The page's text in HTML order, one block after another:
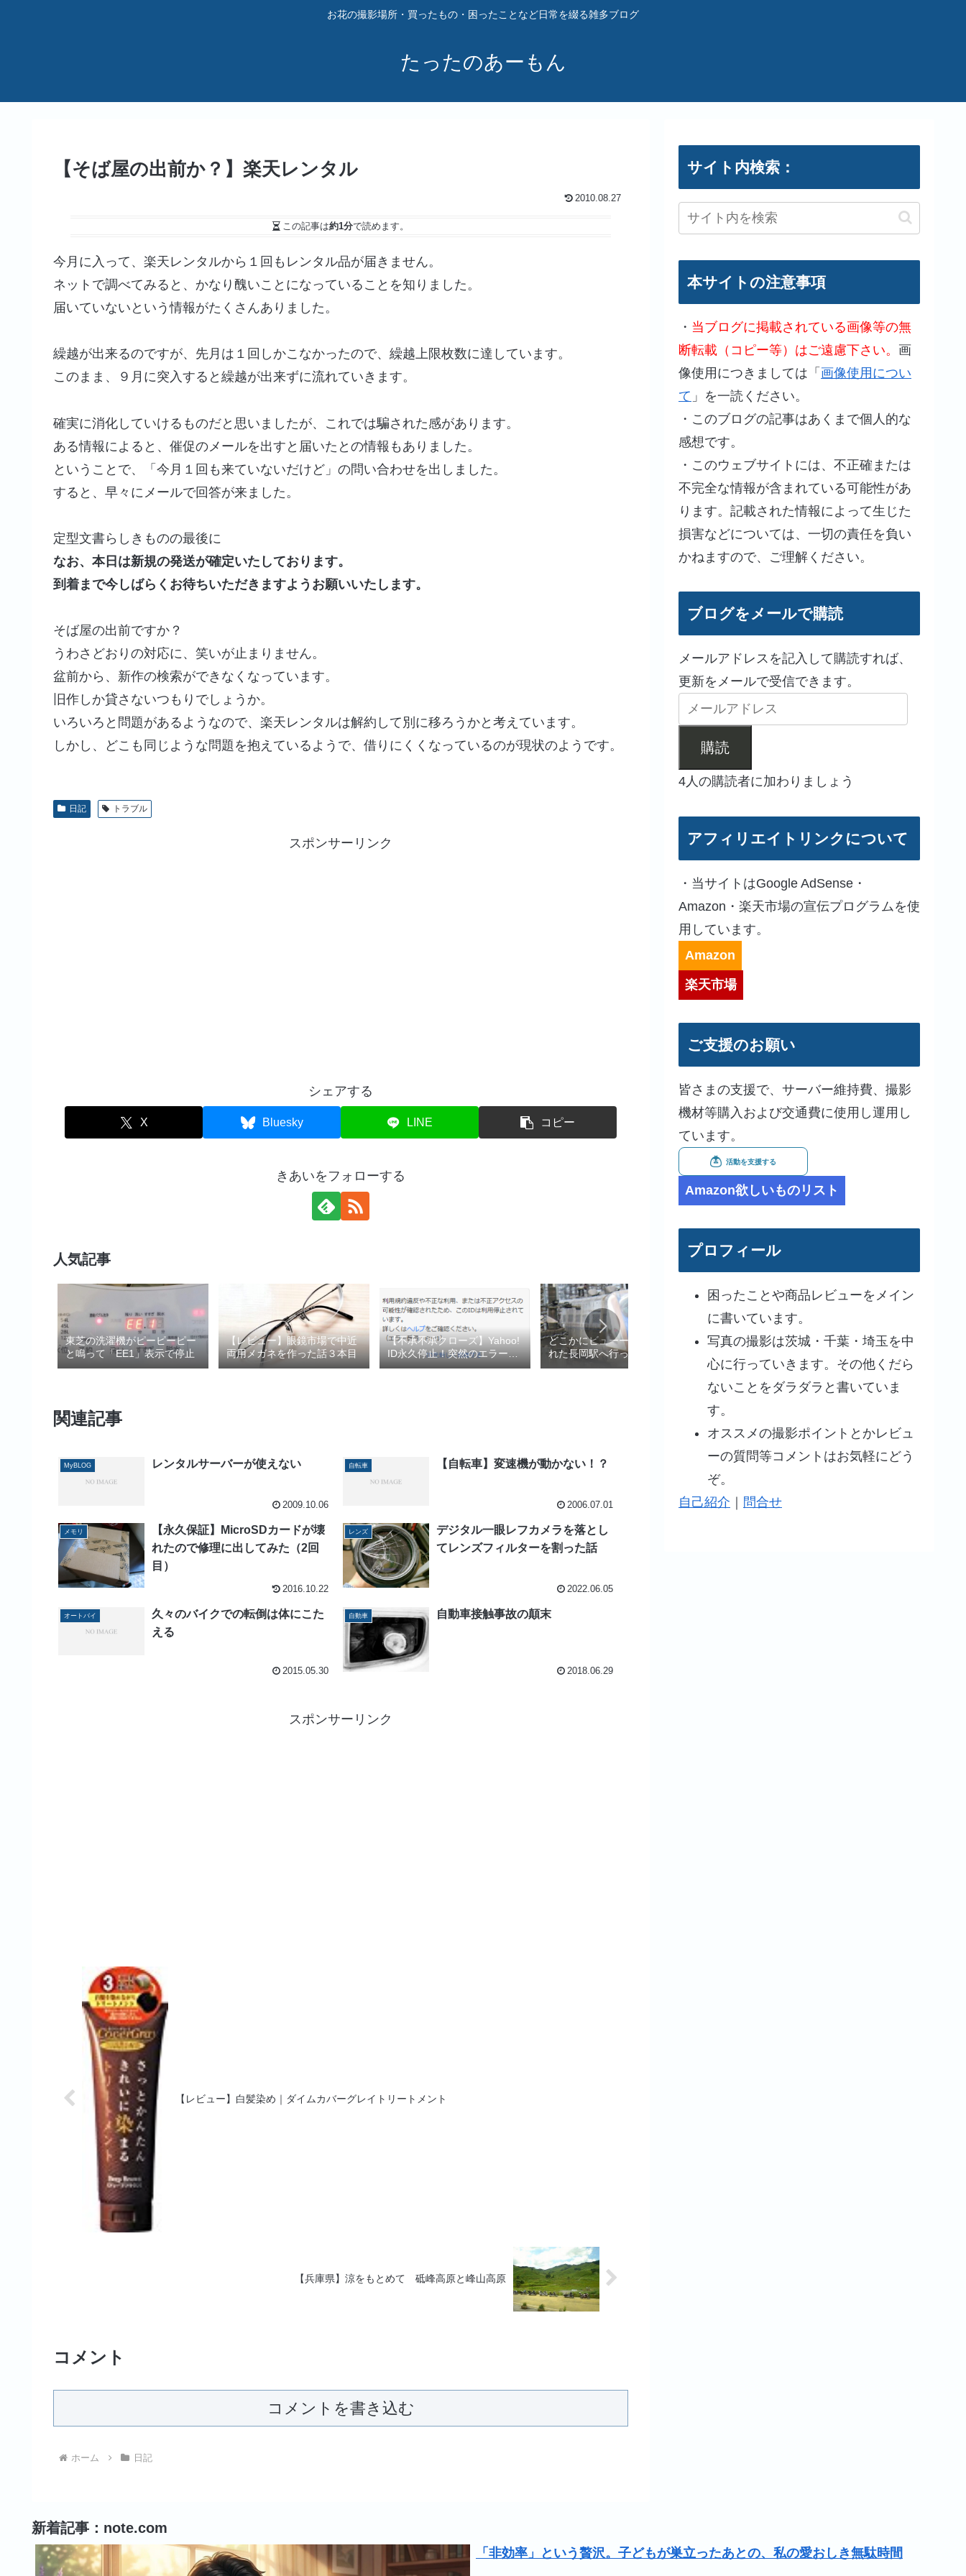
お花の撮影場所・買ったもの・困ったことなど日常を綴る雑多ブログ
たったのあーもん
【そば屋の出前か？】楽天レンタル
2010.08.27
この記事は約1分で読めます。
今月に入って、楽天レンタルから１回もレンタル品が届きません。
ネットで調べてみると、かなり醜いことになっていることを知りました。
届いていないという情報がたくさんありました。
繰越が出来るのですが、先月は１回しかこなかったので、繰越上限枚数に達しています。
このまま、９月に突入すると繰越が出来ずに流れていきます。
確実に消化していけるものだと思いましたが、これでは騙された感があります。
ある情報によると、催促のメールを出すと届いたとの情報もありました。
ということで、「今月１回も来ていないだけど」の問い合わせを出しました。
すると、早々にメールで回答が来ました。
定型文書らしきものの最後に
なお、本日は新規の発送が確定いたしております。
到着まで今しばらくお待ちいただきますようお願いいたします。
そば屋の出前ですか？
うわさどおりの対応に、笑いが止まりません。
盆前から、新作の検索ができなくなっています。
旧作しか貸さないつもりでしょうか。
いろいろと問題があるようなので、楽天レンタルは解約して別に移ろうかと考えています。
しかし、どこも同じような問題を抱えているようで、借りにくくなっているのが現状のようです。
日記 トラブル
スポンサーリンク
シェアする
X Bluesky LINE コピー
きあいをフォローする
人気記事
東芝の洗濯機がピーピーピー
と鳴って「EE1」表示で停止
【レビュー】眼鏡市場で中近
両用メガネを作った話３本目
【不承不承クローズ】Yahoo!
ID永久停止！突然のエラー
F001との戦い
どこかにビューーン！で選ば
れた長岡駅へ行ってきました
2026春1/4
電話番号１６１ってなんなん
【レビュー】眼鏡市
作った話
関連記事
MyBLOG レンタルサーバーが使えない
2009.10.06
自転車 【自転車】変速機が動かない！？
2006.07.01
メモリ
【永久保証】MicroSDカードが壊
れたので修理に出してみた（2回
目）
2016.10.22
レンズ
デジタル一眼レフカメラを落とし
てレンズフィルターを割った話
2022.06.05
オートバイ
久々のバイクでの転倒は体にこた
える
2015.05.30
自動車 自動車接触事故の顛末
2018.06.29
スポンサーリンク
【レビュー】白髪染め｜ダイムカバーグレイトリートメント
【兵庫県】涼をもとめて 砥峰高原と峰山高原
コメント
コメントを書き込む
ホーム 日記
サイト内検索：
本サイトの注意事項
・ 当ブログに掲載されている画像等の無
断転載（コピー等）はご遠慮下さい。 画
像使用につきましては「 画像使用につい
て 」を一読ください。
・このブログの記事はあくまで個人的な
感想です。
・このウェブサイトには、不正確または
不完全な情報が含まれている可能性があ
ります。記載された情報によって生じた
損害などについては、一切の責任を負い
かねますので、ご理解ください。
ブログをメールで購読
メールアドレスを記入して購読すれば、
更新をメールで受信できます。
購読
4人の購読者に加わりましょう
アフィリエイトリンクについて
・当サイトはGoogle AdSense・
Amazon・楽天市場の宣伝プログラムを使
用しています。
Amazon
楽天市場
ご支援のお願い
皆さまの支援で、サーバー維持費、撮影
機材等購入および交通費に使用し運用し
ています。
Amazon欲しいものリスト
プロフィール
困ったことや商品レビューをメイン
に書いています。
写真の撮影は茨城・千葉・埼玉を中
心に行っていきます。その他くだら
ないことをダラダラと書いていま
す。
オススメの撮影ポイントとかレビュ
ーの質問等コメントはお気軽にどう
ぞ。
自己紹介
問合せ
新着記事：note.com
「非効率」という贅沢。子どもが巣立ったあとの、私の愛おしき無駄時間